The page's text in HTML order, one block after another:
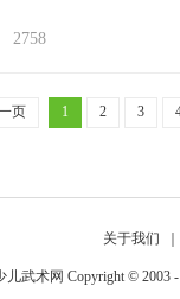
2758
页 1 2 3
关于我们
儿武术网 Copyright © 2003